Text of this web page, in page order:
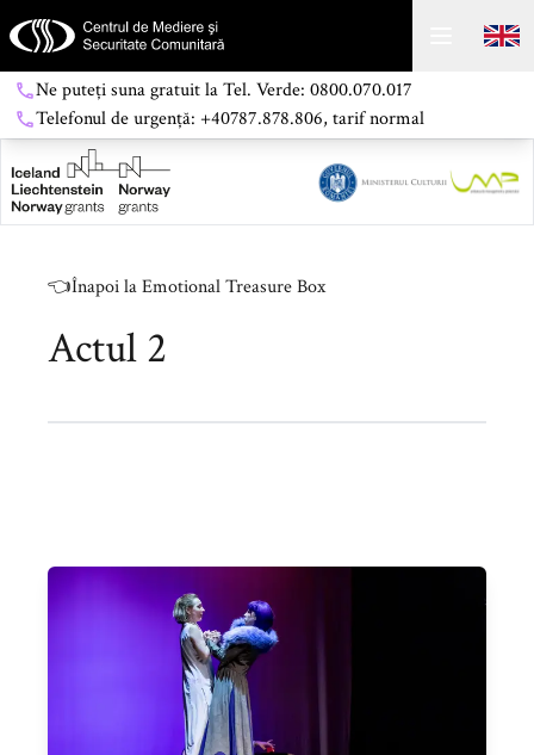
Ne puteți suna gratuit la Tel. Verde: 0800.070.017
Telefonul de urgență: +40787.878.806, tarif normal
👈Înapoi la Emotional Treasure Box
Actul 2